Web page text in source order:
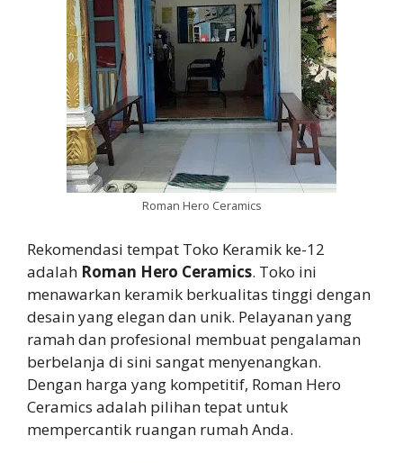
Roman Hero Ceramics
Rekomendasi tempat Toko Keramik ke-12
adalah Roman Hero Ceramics. Toko ini
menawarkan keramik berkualitas tinggi dengan
desain yang elegan dan unik. Pelayanan yang
ramah dan profesional membuat pengalaman
berbelanja di sini sangat menyenangkan.
Dengan harga yang kompetitif, Roman Hero
Ceramics adalah pilihan tepat untuk
mempercantik ruangan rumah Anda.